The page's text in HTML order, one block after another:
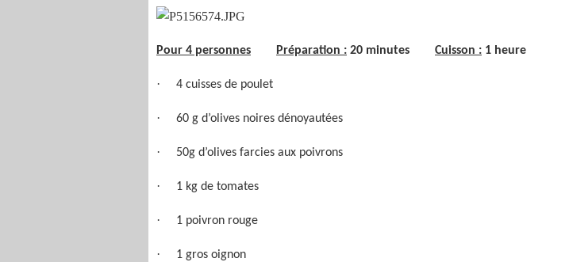
Pour 4 personnes Préparation : 20 minutes Cuisson : 1 heure
· 4 cuisses de poulet
· 60 g d’olives noires dénoyautées
· 50g d’olives farcies aux poivrons
· 1 kg de tomates
· 1 poivron rouge
· 1 gros oignon